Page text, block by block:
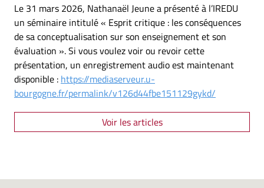
Le 31 mars 2026, Nathanaël Jeune a présenté à l’IREDU
un séminaire intitulé « Esprit critique : les conséquences
de sa conceptualisation sur son enseignement et son
évaluation ». Si vous voulez voir ou revoir cette
présentation, un enregistrement audio est maintenant
disponible : https://mediaserveur.u-
bourgogne.fr/permalink/v126d44fbe151129gykd/
Voir les articles